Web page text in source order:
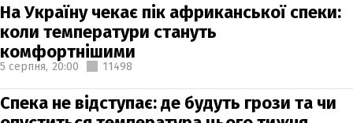
На Україну чекає пік африканської спеки:
коли температури стануть
комфортнішими
5 серпня, 20:00 11498
Спека не відступає: де будуть грози та чи